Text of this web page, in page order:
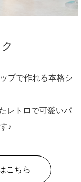
プで作れる本格シ
レトロで可愛いパ
♪
こちら